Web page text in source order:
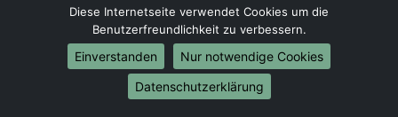
Umzug von Bokaro Steel City nach Bokaro Steel
Umzug von South Dum Dum nach South Dum
Diese Internetseite verwendet Cookies um die
Benutzerfreundlichkeit zu verbessern.
Einverstanden
Nur notwendige Cookies
Datenschutzerklärung